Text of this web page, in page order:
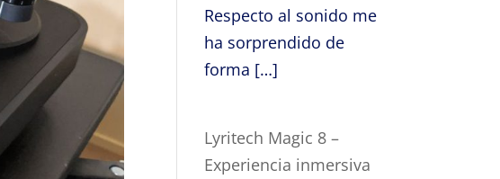
Respecto al sonido me
ha sorprendido de
forma […]
Lyritech Magic 8 –
Experiencia inmersiva